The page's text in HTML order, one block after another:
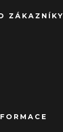
ZÁKAZNÍKY